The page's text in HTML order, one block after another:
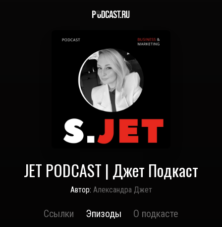
JET PODCAST | Джет Подкаст
Автор: Александра Джет
Ссылки Эпизоды О подкасте